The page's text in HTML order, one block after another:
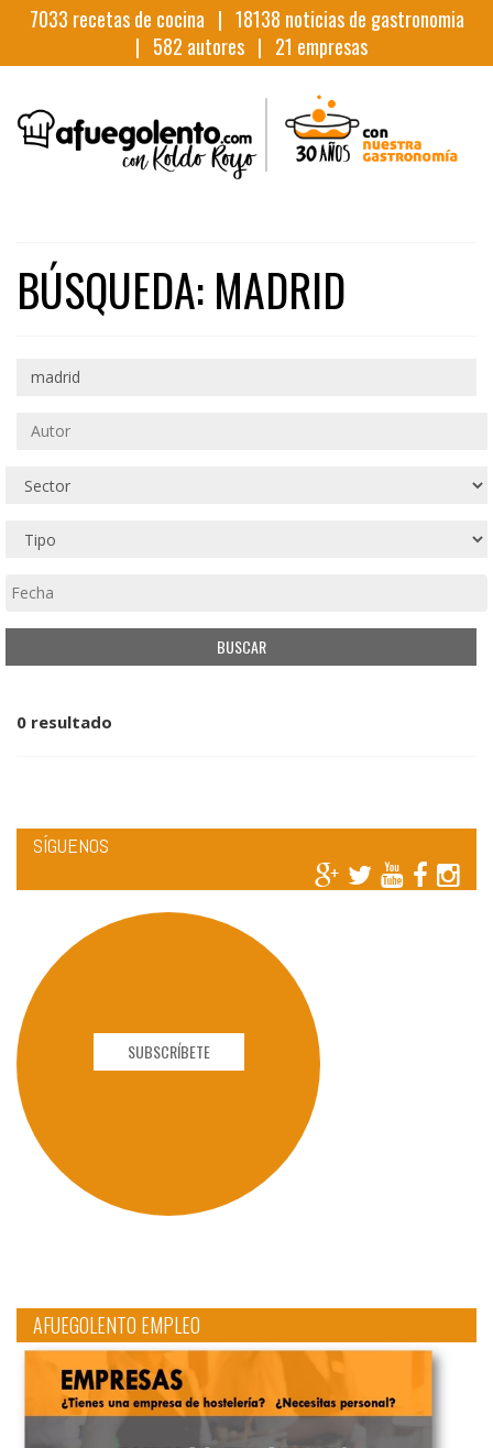
7033 recetas de cocina | 18138 noticias de gastronomia
| 582 autores | 21 empresas
BÚSQUEDA: MADRID
0 resultado
SÍGUENOS
SUBSCRÍBETE
AFUEGOLENTO EMPLEO